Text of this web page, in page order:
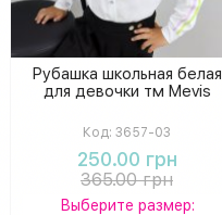
Рубашка школьная белая
для девочки тм Mevis
Код: 3657-03
250.00 грн
365.00 грн
Выберите размер: